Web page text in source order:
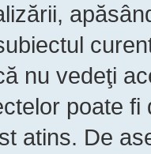
nu vedeţi
poate
atins. De